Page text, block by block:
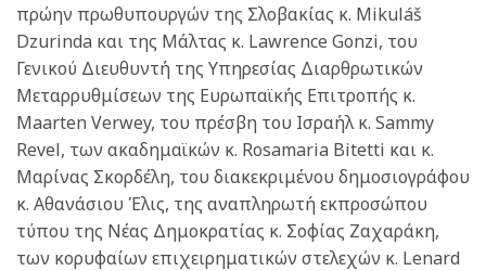
πρώην πρωθυπουργών της Σλοβακίας κ. Mikuláš
Dzurinda και της Μάλτας κ. Lawrence Gonzi, του
Γενικού Διευθυντή της Υπηρεσίας Διαρθρωτικών
Μεταρρυθμίσεων της Ευρωπαϊκής Επιτροπής κ.
Maarten Verwey, του πρέσβη του Ισραήλ κ. Sammy
Revel, των ακαδημαϊκών κ. Rosamaria Bitetti και κ.
Μαρίνας Σκορδέλη, του διακεκριμένου δημοσιογράφου
κ. Αθανάσιου Έλις, της αναπληρωτή εκπροσώπου
τύπου της Νέας Δημοκρατίας κ. Σοφίας Ζαχαράκη,
των κορυφαίων επιχειρηματικών στελεχών κ. Lenard